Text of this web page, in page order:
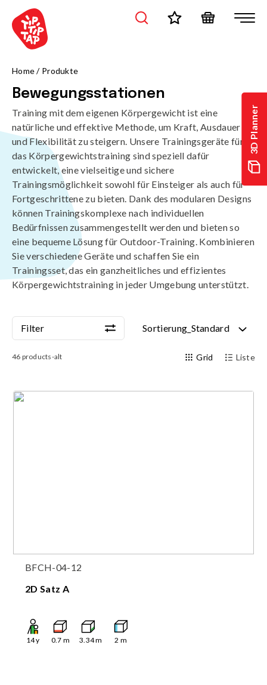
3D Planner
Home/ Produkte
Bewegungsstationen
Training mit dem eigenen Körpergewicht ist eine
natürliche und effektive Methode, um Kraft, Ausdauer
und Flexibilität zu steigern. Unsere Trainingsgeräte für
das Körpergewichtstraining sind speziell dafür
entwickelt, eine vielseitige und sichere
Trainingsmöglichkeit sowohl für Einsteiger als auch für
Fortgeschrittene zu bieten. Dank des modularen Designs
können Trainingskomplexe nach individuellen
Bedürfnissen zusammengestellt werden und bieten so
eine bequeme Lösung für Outdoor-Training. Kombinieren
Sie verschiedene Geräte und schaffen Sie ein
Trainingsset, das ein ganzheitliches und effizientes
Körpergewichtstraining in jeder Umgebung unterstützt.
Filter Sortierung_Standard
Filter Sortierung_Standard
46 products-alt Grid Liste
BFCH-04-12
2D Satz A
14y 0.7 m 3.34m 2 m